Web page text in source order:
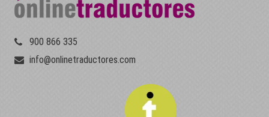
900 866 335
info@onlinetraductores.com